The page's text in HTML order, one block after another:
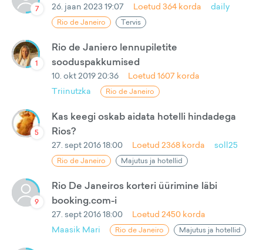
7 26. jaan 2023 19:07 Loetud 364 korda daily
Rio de Janeiro Tervis
1
Rio de Janiero lennupiletite
sooduspakkumised
10. okt 2019 20:36 Loetud 1607 korda
Triinutzka
Rio de Janeiro
5
Kas keegi oskab aidata hotelli hindadega
Rios?
27. sept 2016 18:00 Loetud 2368 korda soll25
Rio de Janeiro Majutus ja hotellid
9
Rio De Janeiros korteri üürimine läbi
booking.com-i
27. sept 2016 18:00 Loetud 2450 korda
Maasik Mari
Rio de Janeiro Majutus ja hotellid